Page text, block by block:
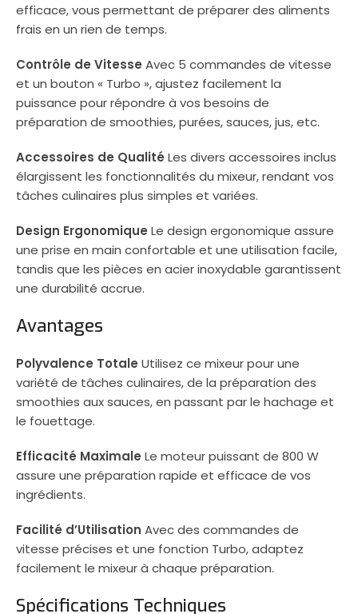
efficace, vous permettant de préparer des aliments
frais en un rien de temps.
Contrôle de Vitesse Avec 5 commandes de vitesse
et un bouton « Turbo », ajustez facilement la
puissance pour répondre à vos besoins de
préparation de smoothies, purées, sauces, jus, etc.
Accessoires de Qualité Les divers accessoires inclus
élargissent les fonctionnalités du mixeur, rendant vos
tâches culinaires plus simples et variées.
Design Ergonomique Le design ergonomique assure
une prise en main confortable et une utilisation facile,
tandis que les pièces en acier inoxydable garantissent
une durabilité accrue.
Avantages
Polyvalence Totale Utilisez ce mixeur pour une
variété de tâches culinaires, de la préparation des
smoothies aux sauces, en passant par le hachage et
le fouettage.
Efficacité Maximale Le moteur puissant de 800 W
assure une préparation rapide et efficace de vos
ingrédients.
Facilité d’Utilisation Avec des commandes de
vitesse précises et une fonction Turbo, adaptez
facilement le mixeur à chaque préparation.
Spécifications Techniques